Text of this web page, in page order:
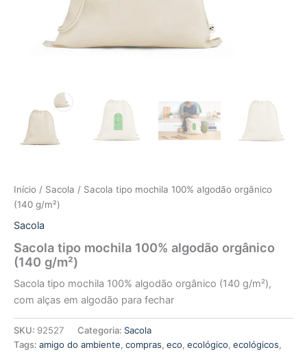
Início / Sacola / Sacola tipo mochila 100% algodão orgânico
(140 g/m²)
Sacola
Sacola tipo mochila 100% algodão orgânico
(140 g/m²)
Sacola tipo mochila 100% algodão orgânico (140 g/m²),
com alças em algodão para fechar
SKU: 92527 Categoria: Sacola
Tags: amigo do ambiente, compras, eco, ecológico, ecológicos,